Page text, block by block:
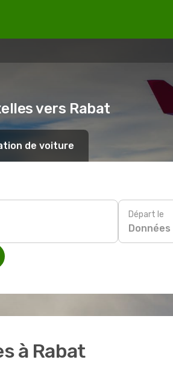
vers Rabat
de voiture
Départ le
Données
à Rabat